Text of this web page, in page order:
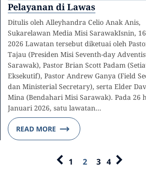
Pelayanan di Lawas
Ditulis oleh Alleyhandra Celio Anak Anis,
Sukarelawan Media Misi SarawakIsnin,
2026 Lawatan tersebut diketuai oleh
Tajau (Presiden Misi Seventh-day
Sarawak), Pastor Brian Scott Padam
Eksekutif), Pastor Andrew Ganya (Field
dan Ministerial Secretary), serta Elder
Mina (Bendahari Misi Sarawak). Pada 26
Januari 2026, satu lawatan…
READ MORE
1 2 3 4